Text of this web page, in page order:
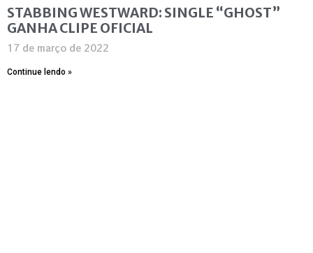
STABBING WESTWARD: SINGLE “GHOST”
GANHA CLIPE OFICIAL
17 de março de 2022
Continue lendo »